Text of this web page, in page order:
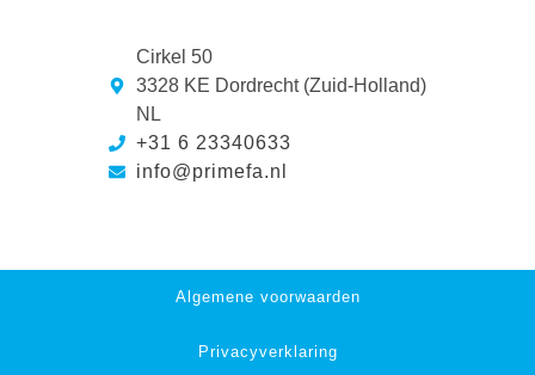
Cirkel 50
3328 KE Dordrecht (Zuid-Holland)
NL
+31 6 23340633
info@primefa.nl
Algemene voorwaarden
Privacyverklaring